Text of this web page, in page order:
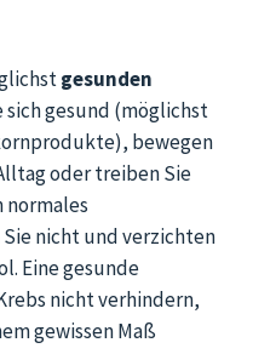
gesunden
sich gesund (möglichst
bewegen
oder treiben Sie
normales
nicht und verzichten
Eine gesunde
nicht verhindern,
gewissen Maß